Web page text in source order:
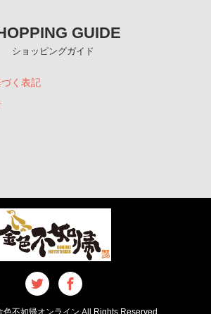
GUIDE
ショッピングガイド
く表記
不如帰オンライン All Rights Reserved.